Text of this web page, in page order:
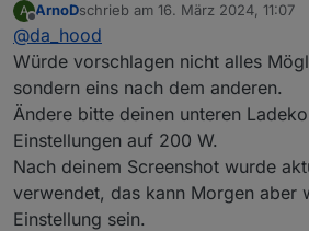
Daran liegt es aber nicht,
A
Offline
ArnoDschrieb am 16. März 2024, 11:07
zuletzt editiert von
@da_hood
Würde vorschlagen nicht alles
sondern eins nach dem anderen.
Ändere bitte deinen unteren
Einstellungen auf 200 W.
Nach deinem Screenshot wurde
verwendet, das kann Morgen aber
Einstellung sein.